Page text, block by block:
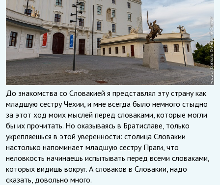
До знакомства со Словакией я представлял эту страну как
младшую сестру Чехии, и мне всегда было немного стыдно
за этот ход моих мыслей перед словаками, которые могли
бы их прочитать. Но оказываясь в Братиславе, только
укрепляешься в этой уверенности: столица Словакии
настолько напоминает младшую сестру Праги, что
неловкость начинаешь испытывать перед всеми словаками,
которых видишь вокруг. А словаков в Словакии, надо
сказать, довольно много.